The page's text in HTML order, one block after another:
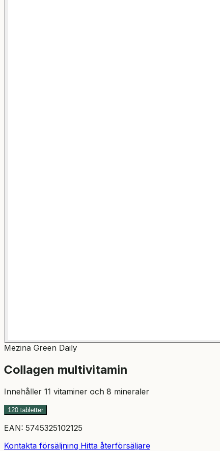
Mezina Green Daily
Collagen multivitamin
Innehåller 11 vitaminer och 8 mineraler
120 tabletter
EAN: 5745325102125
Kontakta försäljning Hitta återförsäljare